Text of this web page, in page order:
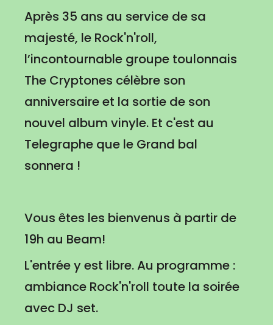
Après 35 ans au service de sa
majesté, le Rock'n'roll,
l’incontournable groupe toulonnais
The Cryptones célèbre son
anniversaire et la sortie de son
nouvel album vinyle. Et c'est au
Telegraphe que le Grand bal
sonnera !
Vous êtes les bienvenus à partir de
19h au Beam!
L'entrée y est libre. Au programme :
ambiance Rock'n'roll toute la soirée
avec DJ set.